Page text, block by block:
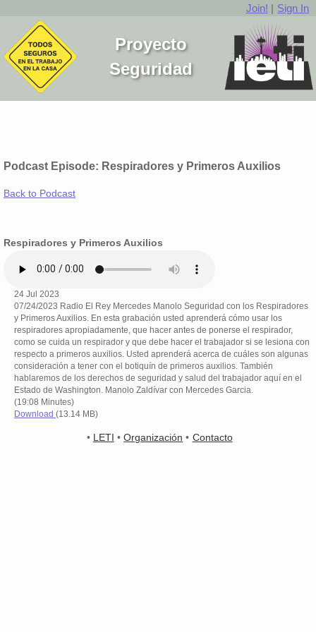
Join! | Sign In
Proyecto
Seguridad
Podcast Episode: Respiradores y Primeros Auxilios
Back to Podcast
Respiradores y Primeros Auxilios
24 Jul 2023
07/24/2023 Radio El Rey Mercedes Manolo Seguridad con los Respiradores
y Primeros Auxilios. En esta grabación usted aprenderá cómo usar los
respiradores apropiadamente, que hacer antes de ponerse el respirador,
como se cuida un respirador y que debe hacer el trabajador si se lesiona con
respecto a primeros auxilios. Usted aprenderá acerca de cuáles son algunas
consideración a tener con el botiquín de primeros auxilios. También
hablaremos de los derechos de seguridad y salud del trabajador aquí en el
Estado de Washington. Manolo Zaldívar con Mercedes Garcia.
(19:08 Minutes)
Download (13.14 MB)
• LETI • Organización • Contacto